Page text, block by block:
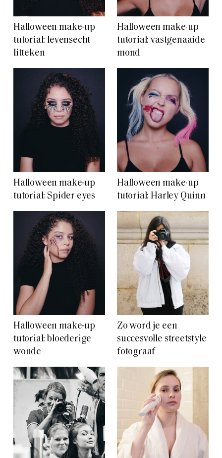
Halloween make-up
tutorial: levensecht
litteken
Halloween make-up
tutorial: vastgenaaide
mond
Halloween make-up
tutorial: Spider eyes
Halloween make-up
tutorial: Harley Quinn
Halloween make-up
tutorial: bloederige
wonde
Zo word je een
succesvolle streetstyle
fotograaf